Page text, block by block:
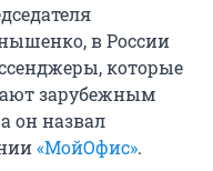
в России
которые
зарубежным
он назвал
«МойОфис».